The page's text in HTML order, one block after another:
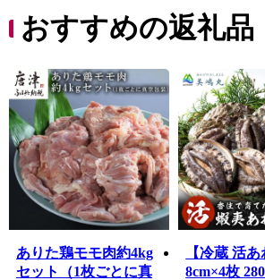
おすすめの返礼品
ありた鶏モモ肉約4kg
セット（1枚ごとに真
【冷蔵 活
8cm×4枚